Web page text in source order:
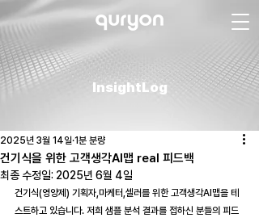
InsightLog
건기식을 위한 고객생각AI맵 real 피드백
2025년 3월 14일 1분 분량
최종 수정일: 2025년 6월 4일
건기식(영양제) 기획자,마케터,셀러를 위한 고객생각AI맵을 테
스트하고 있습니다. 저희 샘플 분석 결과를 접하신 분들의 피드